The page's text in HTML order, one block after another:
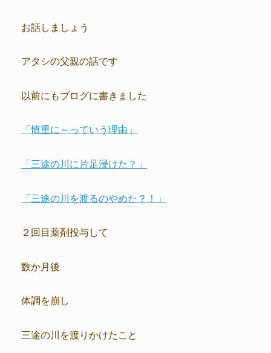
お話しましょう
アタシの父親の話です
以前にもブログに書きました
「慎重に～っていう理由」
「三途の川に片足浸けた？」
「三途の川を渡るのやめた？！」
２回目薬剤投与して
数か月後
体調を崩し
三途の川を渡りかけたこと